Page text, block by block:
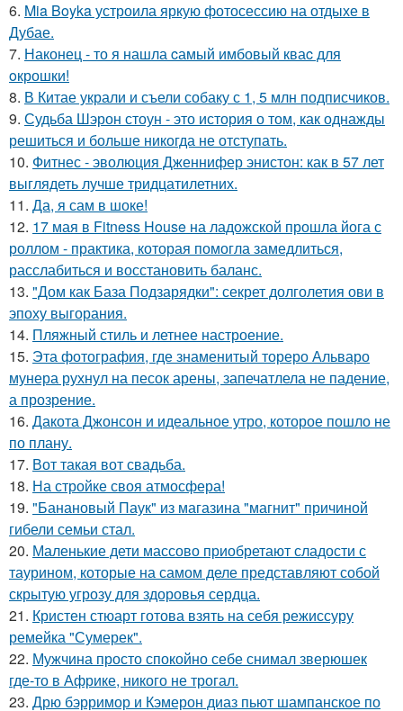
6. Mia Boyka устроила яркую фотосессию на отдыхе в
Дубае.
7. Наконец - то я нашла cамый имбовый кваc для
oкрошки!
8. В Китае украли и съели собаку с 1, 5 млн подписчиков.
9. Судьба Шэрон стоун - это история о том, как однажды
решиться и больше никогда не отступать.
10. Фитнес - эволюция Дженнифер энистон: как в 57 лет
выглядеть лучше тридцатилетних.
11. Да, я сам в шоке!
12. 17 мая в Fitness House на ладожской прошла йога с
роллом - практика, которая помогла замедлиться,
расслабиться и восстановить баланс.
13. "Дом как База Подзарядки": секрет долголетия ови в
эпоху выгорания.
14. Пляжный стиль и летнее настроение.
15. Эта фотография, где знаменитый тореро Альваро
мунера рухнул на песок арены, запечатлела не падение,
а прозрение.
16. Дакота Джонсон и идеальное утро, которое пошло не
по плану.
17. Вот такая вот свадьба.
18. На стройке своя атмосфера!
19. "Банановый Паук" из магазина "магнит" причиной
гибели семьи стал.
20. Маленькие дети массово приобретают сладости с
таурином, которые на самом деле представляют собой
скрытую угрозу для здоровья сердца.
21. Кристен стюарт готова взять на себя режиссуру
ремейка "Сумерек".
22. Мужчина просто спокойно себе снимал зверюшек
где-то в Африке, никого не трогал.
23. Дрю бэрримор и Кэмерон диаз пьют шампанское по